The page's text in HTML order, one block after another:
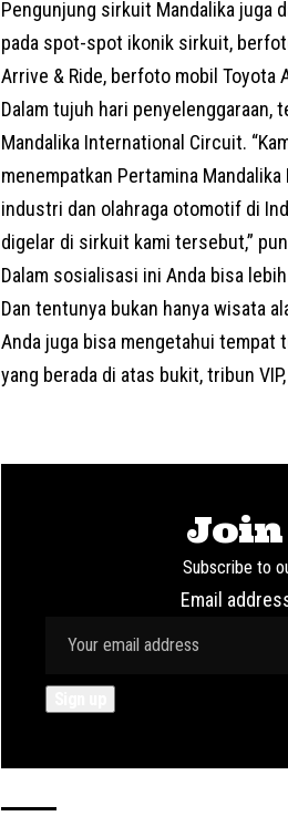
Pengunjung sirkuit Mandalika juga
pada spot-spot ikonik sirkuit,
Arrive & Ride, berfoto mobil Toyota
Dalam tujuh hari
Mandalika International Circuit.
menempatkan Pertamina
industri dan olahraga otomotif di
digelar di sirkuit kami tersebut,”
Dalam sosialisasi ini Anda bisa
Dan tentunya bukan hanya wisata
Anda juga bisa mengetahui tempat
yang berada di atas bukit, tribun
Subscribe to
Email